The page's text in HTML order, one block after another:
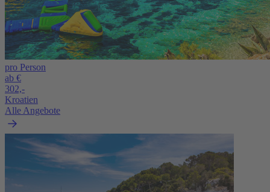
pro Person
ab €
302,-
Kroatien
Alle Angebote